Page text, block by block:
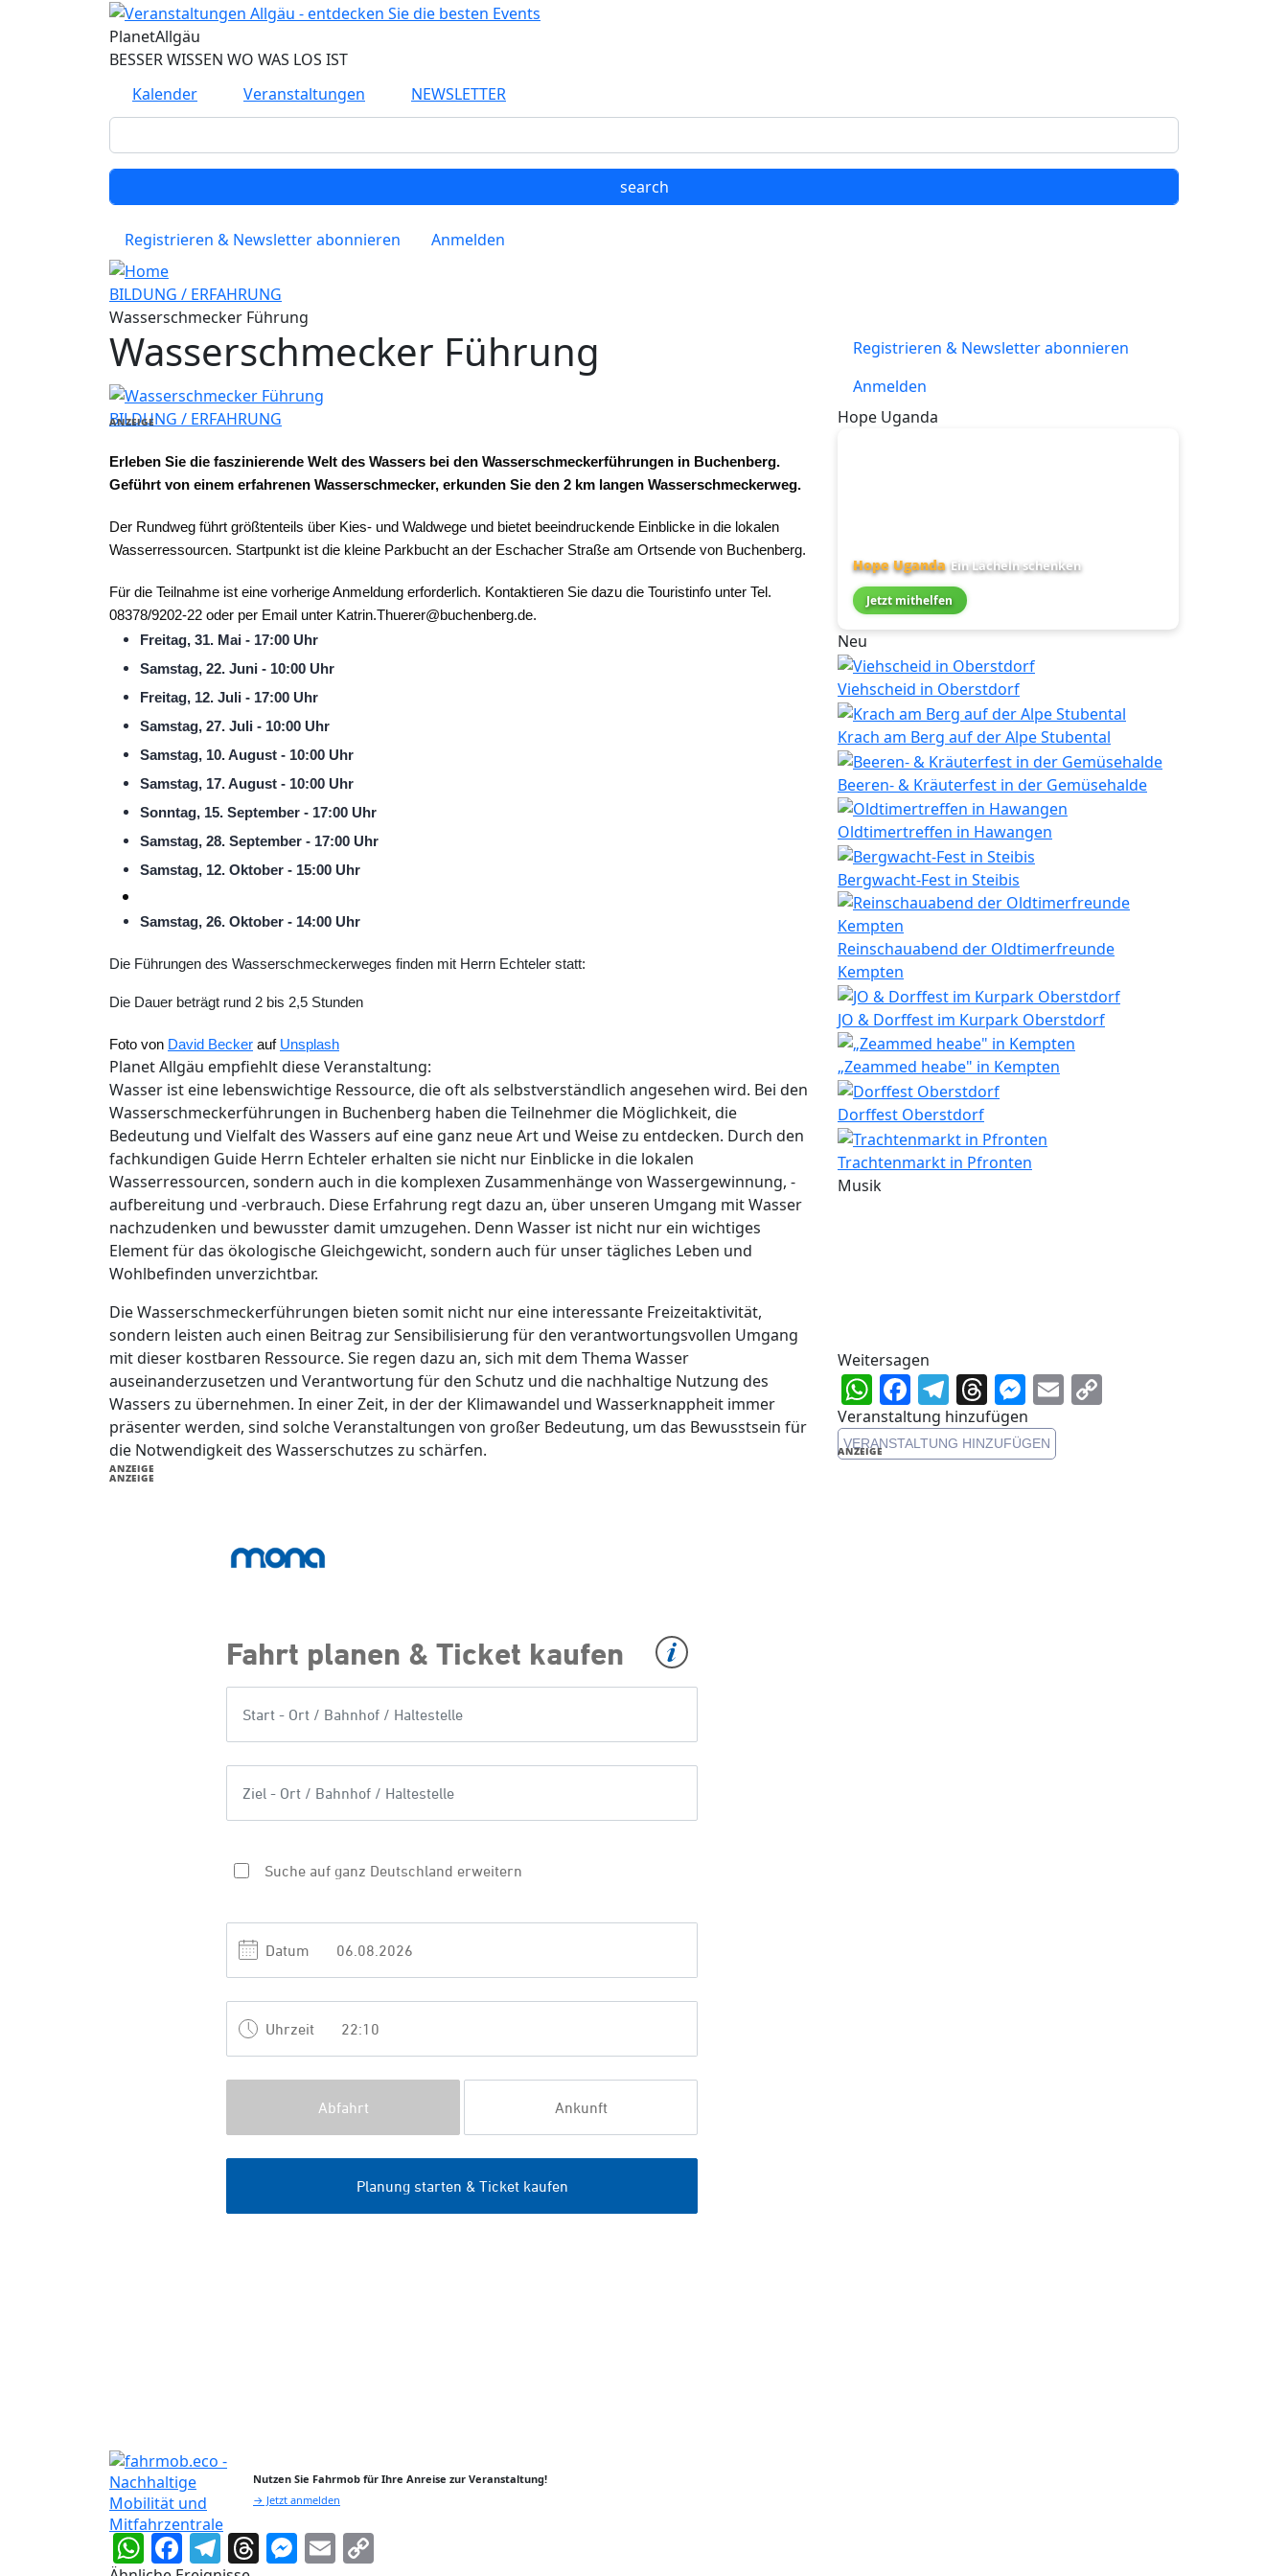
Direkt zum Inhalt
PlanetAllgäu
BESSER WISSEN WO WAS LOS IST
Kalender
Veranstaltungen NEWSLETTER
Registrieren & Newsletter abonnieren Anmelden
BILDUNG / ERFAHRUNG
Wasserschmecker Führung
Wasserschmecker Führung
BILDUNG / ERFAHRUNG
ANZEIGE
Erleben Sie die faszinierende Welt des Wassers bei den Wasserschmeckerführungen in Buchenberg.
Geführt von einem erfahrenen Wasserschmecker, erkunden Sie den 2 km langen Wasserschmeckerweg.
Der Rundweg führt größtenteils über Kies- und Waldwege und bietet beeindruckende Einblicke in die lokalen
Wasserressourcen. Startpunkt ist die kleine Parkbucht an der Eschacher Straße am Ortsende von Buchenberg.
Für die Teilnahme ist eine vorherige Anmeldung erforderlich. Kontaktieren Sie dazu die Touristinfo unter Tel.
08378/9202-22 oder per Email unter Katrin.Thuerer@buchenberg.de.
Freitag, 31. Mai - 17:00 Uhr
Samstag, 22. Juni - 10:00 Uhr
Freitag, 12. Juli - 17:00 Uhr
Samstag, 27. Juli - 10:00 Uhr
Samstag, 10. August - 10:00 Uhr
Samstag, 17. August - 10:00 Uhr
Sonntag, 15. September - 17:00 Uhr
Samstag, 28. September - 17:00 Uhr
Samstag, 12. Oktober - 15:00 Uhr
Samstag, 26. Oktober - 14:00 Uhr
Die Führungen des Wasserschmeckerweges finden mit Herrn Echteler statt:
Die Dauer beträgt rund 2 bis 2,5 Stunden
Foto von David Becker auf Unsplash
Planet Allgäu empfiehlt diese Veranstaltung:
Wasser ist eine lebenswichtige Ressource, die oft als selbstverständlich angesehen wird. Bei den
Wasserschmeckerführungen in Buchenberg haben die Teilnehmer die Möglichkeit, die
Bedeutung und Vielfalt des Wassers auf eine ganz neue Art und Weise zu entdecken. Durch den
fachkundigen Guide Herrn Echteler erhalten sie nicht nur Einblicke in die lokalen
Wasserressourcen, sondern auch in die komplexen Zusammenhänge von Wassergewinnung, -
aufbereitung und -verbrauch. Diese Erfahrung regt dazu an, über unseren Umgang mit Wasser
nachzudenken und bewusster damit umzugehen. Denn Wasser ist nicht nur ein wichtiges
Element für das ökologische Gleichgewicht, sondern auch für unser tägliches Leben und
Wohlbefinden unverzichtbar.
Die Wasserschmeckerführungen bieten somit nicht nur eine interessante Freizeitaktivität,
sondern leisten auch einen Beitrag zur Sensibilisierung für den verantwortungsvollen Umgang
mit dieser kostbaren Ressource. Sie regen dazu an, sich mit dem Thema Wasser
auseinanderzusetzen und Verantwortung für den Schutz und die nachhaltige Nutzung des
Wassers zu übernehmen. In einer Zeit, in der der Klimawandel und Wasserknappheit immer
präsenter werden, sind solche Veranstaltungen von großer Bedeutung, um das Bewusstsein für
die Notwendigkeit des Wasserschutzes zu schärfen.
ANZEIGE
ANZEIGE
Nutzen Sie Fahrmob für Ihre Anreise zur Veranstaltung!
→ Jetzt anmelden
WhatsApp
Facebook
Telegram
Threads
Messenger
Email
Registrieren & Newsletter abonnieren
Anmelden
Hope Uganda
Hope Uganda Ein Lächeln schenken
Jetzt mithelfen
Neu
Viehscheid in Oberstdorf
Krach am Berg auf der Alpe Stubental
Beeren- & Kräuterfest in der Gemüsehalde
Oldtimertreffen in Hawangen
Bergwacht-Fest in Steibis
Reinschauabend der Oldtimerfreunde
Kempten
JO & Dorffest im Kurpark Oberstdorf
„Zeammed heabe" in Kempten
Dorffest Oberstdorf
Trachtenmarkt in Pfronten
Musik
Weitersagen
WhatsApp
Facebook
Telegram
Threads
Messenger
Email
Veranstaltung hinzufügen
VERANSTALTUNG HINZUFÜGEN
ANZEIGE